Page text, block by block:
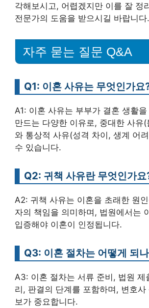
각해보시고, 어렵겠지만 이를 잘 정
전문가의 도움을 받으시길 바랍니다.
자주 묻는 질문 Q&A
Q1: 이혼 사유는 무엇인가요
A1: 이혼 사유는 부부가 결혼 생활
만드는 다양한 이유로, 중대한 사유
와 통상적 사유(성격 차이, 생계 어
수 있습니다.
Q2: 귀책 사유란 무엇인가요
A2: 귀책 사유는 이혼을 초래한 원
자의 책임을 의미하며, 법원에서는
입증해야 이혼이 인정됩니다.
Q3: 이혼 절차는 어떻게 되
A3: 이혼 절차는 서류 준비, 법원 제
리, 판결의 단계를 포함하며, 변호
보가 중요합니다.